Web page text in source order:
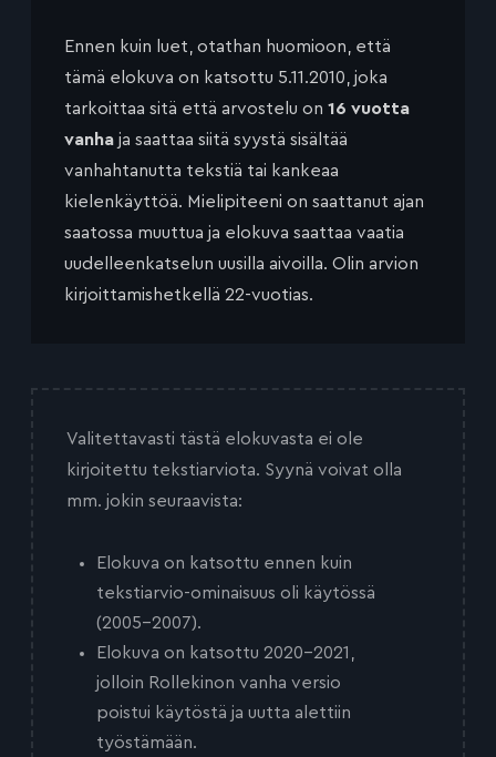
Ennen kuin luet, otathan huomioon, että
tämä elokuva on katsottu 5.11.2010, joka
tarkoittaa sitä että arvostelu on 16 vuotta
vanha ja saattaa siitä syystä sisältää
vanhahtanutta tekstiä tai kankeaa
kielenkäyttöä. Mielipiteeni on saattanut ajan
saatossa muuttua ja elokuva saattaa vaatia
uudelleenkatselun uusilla aivoilla. Olin arvion
kirjoittamishetkellä 22-vuotias.
Valitettavasti tästä elokuvasta ei ole
kirjoitettu tekstiarviota. Syynä voivat olla
mm. jokin seuraavista:
Elokuva on katsottu ennen kuin
tekstiarvio-ominaisuus oli käytössä
(2005-2007).
Elokuva on katsottu 2020-2021,
jolloin Rollekinon vanha versio
poistui käytöstä ja uutta alettiin
työstämään.